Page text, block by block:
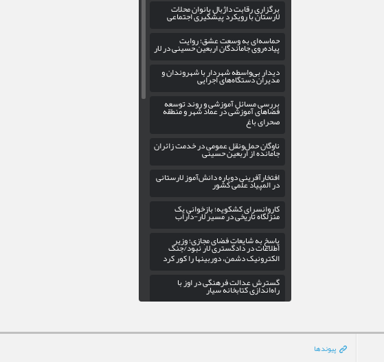
برگزاری رقابت داژبال بانوان محلات
لارستان با رویکرد پیشگیری اجتماعی
حماسه‌ای به وسعت عشق؛ روایت
پیاده‌روی جاماندگان اربعین حسینی در لار
دیدار بی‌واسطه شهردار با شهروندان و
مدیران دستگاه‌های اجرایی
بررسی مسائل آموزشی و روند توسعه
فضاهای آموزشی در عماد شهر و منطقه
صحرای باغ
ناوگان حمل‌ونقل عمومی در خدمت زائران
جامانده از اربعین حسینی
افتخارآفرینی دوباره دانش‌آموز لارستانی
در المپیاد علمی کشور
کاروانسرای کشکویه؛ بازخوانی یک
منزلگاه تاریخی در مسیر لار-داراب
پاسخ به شایعات فضای مجازی؛ وزیر
اطلاعات در دادگستری لار نبود/جنگ
الکترونیک دشمن، دوربینها را کور کرد
گسترش عدالت فرهنگی در اوز با
راه‌اندازی کتابخانه سیار
پیوندها